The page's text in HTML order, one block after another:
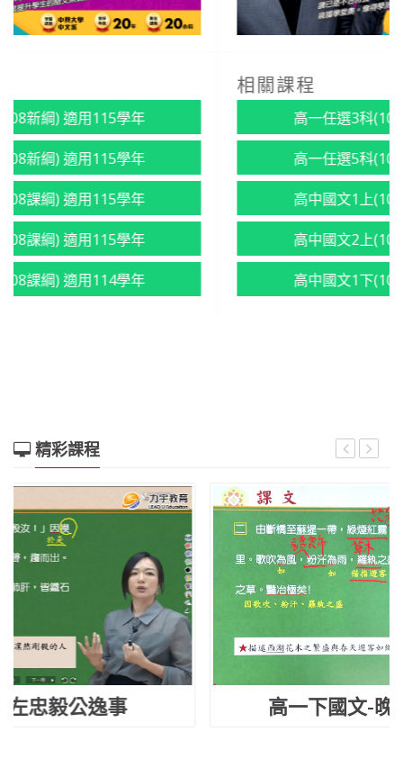
高一任選3科(108新綱) 適用115學年
高一任選5科(108新綱) 適用115學年
高中國文1上(108課綱) 適用115學年
高中國文2上(108課綱) 適用115學年
高中國文1下(108課綱) 適用114學年
精彩課程
高一下國文-晚遊六橋待月記